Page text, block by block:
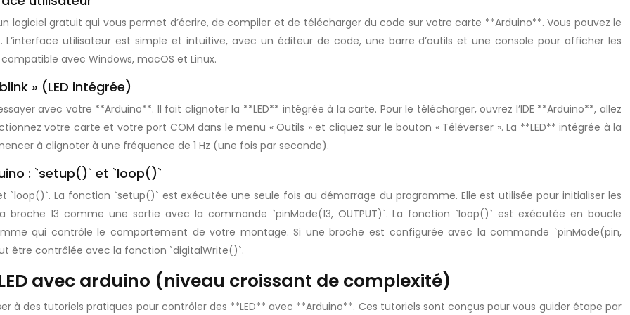
logiciel gratuit qui vous permet d’écrire, de compiler et de télécharger du code sur votre carte **Arduino**. Vous pouvez le
utilisateur est simple et intuitive, avec un éditeur de code, une barre d’outils et une console pour afficher les
avec Windows, macOS et Linux.
» (LED intégrée)
avec votre **Arduino**. Il fait clignoter la **LED** intégrée à la carte. Pour le télécharger, ouvrez l’IDE **Arduino**, allez
votre carte et votre port COM dans le menu « Outils » et cliquez sur le bouton « Téléverser ». La **LED** intégrée à la
à clignoter à une fréquence de 1 Hz (une fois par seconde).
: `setup()` et `loop()`
La fonction `setup()` est exécutée une seule fois au démarrage du programme. Elle est utilisée pour initialiser les
broche 13 comme une sortie avec la commande `pinMode(13, OUTPUT)`. La fonction `loop()` est exécutée en boucle
qui contrôle le comportement de votre montage. Si une broche est configurée avec la commande `pinMode(pin,
être contrôlée avec la fonction `digitalWrite()`.
avec arduino (niveau croissant de complexité)
à des tutoriels pratiques pour contrôler des **LED** avec **Arduino**. Ces tutoriels sont conçus pour vous guider étape par